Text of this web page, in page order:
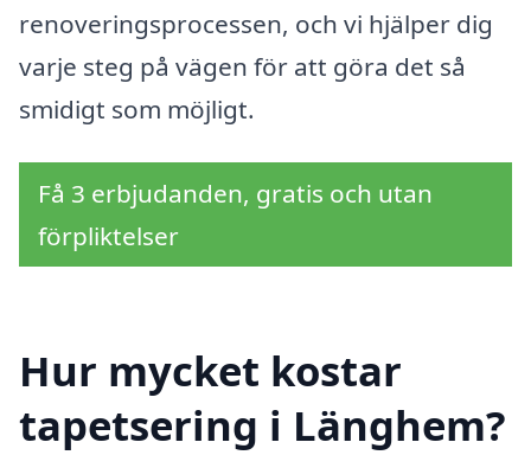
renoveringsprocessen, och vi hjälper dig
varje steg på vägen för att göra det så
smidigt som möjligt.
Få 3 erbjudanden, gratis och utan
förpliktelser
Hur mycket kostar
tapetsering i Länghem?